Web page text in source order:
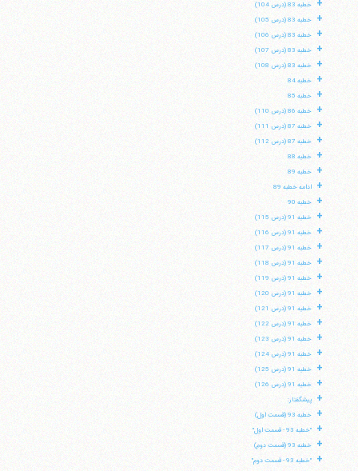
+ خطبه 83 (درس 104)
+ خطبه 83 (درس 105)
+ خطبه 83 (درس 106)
+ خطبه 83 (درس 107)
+ خطبه 83 (درس 108)
+ خطبه 84
+ خطبه 85
+ خطبه 86 (درس 110)
+ خطبه 87 (درس 111)
+ خطبه 87 (درس 112)
+ خطبه 88
+ خطبه 89
+ ادامه خطبه 89
+ خطبه 90
+ خطبه 91 (درس 115)
+ خطبه 91 (درس 116)
+ خطبه 91 (درس 117)
+ خطبه 91 (درس 118)
+ خطبه 91 (درس 119)
+ خطبه 91 (درس 120)
+ خطبه 91 (درس 121)
+ خطبه 91 (درس 122)
+ خطبه 91 (درس 123)
+ خطبه 91 (درس 124)
+ خطبه 91 (درس 125)
+ خطبه 91 (درس 126)
+ پیشگفتار:
+ خطبه 93 (قسمت اول)
+ "خطبه 93 - قسمت اول"
+ خطبه 93 (قسمت دوم)
+ "خطبه 93 - قسمت دوم"